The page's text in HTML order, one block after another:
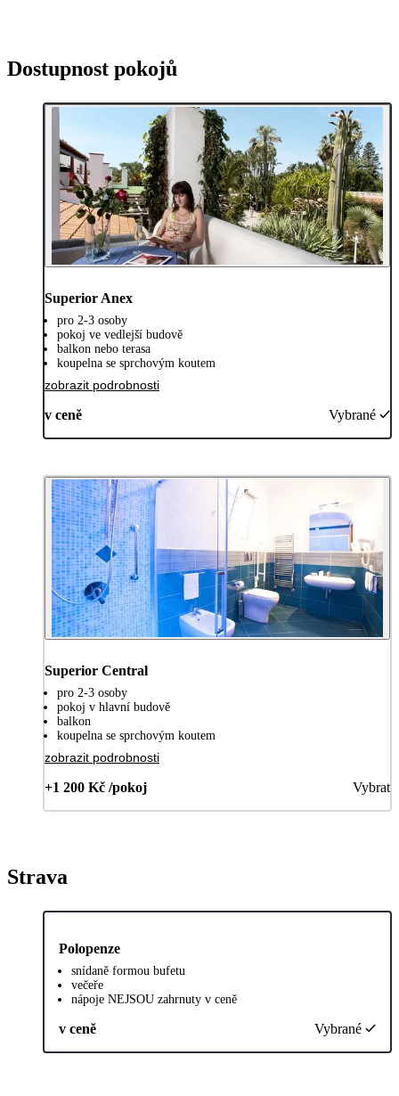
Dostupnost pokojů
Superior Anex
pro 2-3 osoby
pokoj ve vedlejší budově
balkon nebo terasa
koupelna se sprchovým koutem
zobrazit podrobnosti
v ceně Vybrané
Superior Central
pro 2-3 osoby
pokoj v hlavní budově
balkon
koupelna se sprchovým koutem
zobrazit podrobnosti
+1 200 Kč /pokoj Vybrat
Strava
Polopenze
snídaně formou bufetu
večeře
nápoje NEJSOU zahrnuty v ceně
v ceně Vybrané